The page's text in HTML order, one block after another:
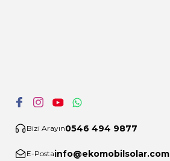
Bizi Arayın0546 494 9877
E-Postainfo@ekomobilsolar.com